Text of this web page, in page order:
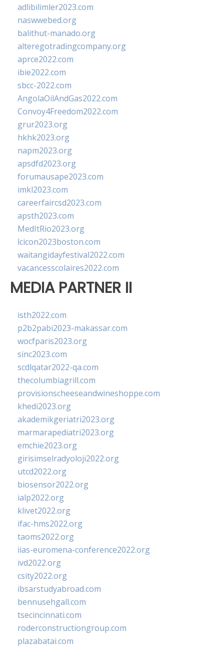
adlibilimler2023.com
naswwebed.org
balithut-manado.org
alteregotradingcompany.org
aprce2022.com
ibie2022.com
sbcc-2022.com
AngolaOilAndGas2022.com
Convoy4Freedom2022.com
grur2023.org
hkhk2023.org
napm2023.org
apsdfd2023.org
forumausape2023.com
imkl2023.com
careerfaircsd2023.com
apsth2023.com
MedItRio2023.org
lcicon2023boston.com
waitangidayfestival2022.com
vacancesscolaires2022.com
MEDIA PARTNER II
isth2022.com
p2b2pabi2023-makassar.com
wocfparis2023.org
sinc2023.com
scdlqatar2022-qa.com
thecolumbiagrill.com
provisionscheeseandwineshoppe.com
khedi2023.org
akademikgeriatri2023.org
marmarapediatri2023.org
emchie2023.org
girisimselradyoloji2022.org
utcd2022.org
biosensor2022.org
ialp2022.org
klivet2022.org
ifac-hms2022.org
taoms2022.org
iias-euromena-conference2022.org
ivd2022.org
csity2022.org
ibsarstudyabroad.com
bennusehgall.com
tsecincinnati.com
roderconstructiongroup.com
plazabatai.com